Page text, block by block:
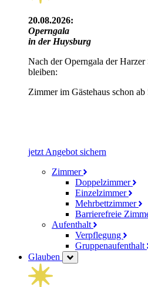
20.08.2026:
Operngala
in der Huysburg
Nach der Operngala der
bleiben:
Zimmer im Gästehaus schon
jetzt Angebot sichern
Zimmer
Doppelzimmer
Einzelzimmer
Mehrbettzimmer
Barrierefreie
Aufenthalt
Verpflegung
Gruppenaufenthalt
Glauben